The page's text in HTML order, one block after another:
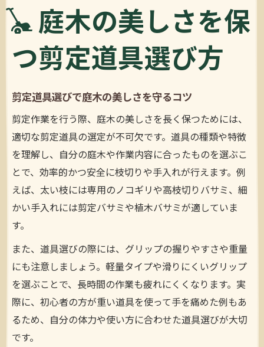
解説
剪定道具一覧で用途別の特徴を理解しよう
初心者が揃えるべき剪定道具一式の選び方
剪定道具の使い分けで作業効率を高める方
法
庭木剪定道具の用途別おすすめポイント紹
介
剪定を始めるなら知っておきたい道具の基本
剪定を始める前に知るべき基本道具の種類
剪定道具の基本構造と機能をやさしく解説
庭木剪定に欠かせない道具の選び方ポイン
剪定道具の正しい使い方と安全管理の基礎
初心者にも扱いやすい剪定道具の選び方
納得できる剪定作業のための道具の選び方
剪定作業に最適な道具を選ぶための基準
道具選びで剪定の仕上がりに差が出る理由
庭木の美しさを保
つ剪定道具選び方
剪定道具選びで庭木の美しさを守るコツ
剪定作業を行う際、庭木の美しさを長く保つためには、
適切な剪定道具の選定が不可欠です。道具の種類や特徴
を理解し、自分の庭木や作業内容に合ったものを選ぶこ
とで、効率的かつ安全に枝切りや手入れが行えます。例
えば、太い枝には専用のノコギリや高枝切りバサミ、細
かい手入れには剪定バサミや植木バサミが適していま
す。
また、道具選びの際には、グリップの握りやすさや重量
にも注意しましょう。軽量タイプや滑りにくいグリップ
を選ぶことで、長時間の作業も疲れにくくなります。実
際に、初心者の方が重い道具を使って手を痛めた例もあ
るため、自分の体力や使い方に合わせた道具選びが大切
です。